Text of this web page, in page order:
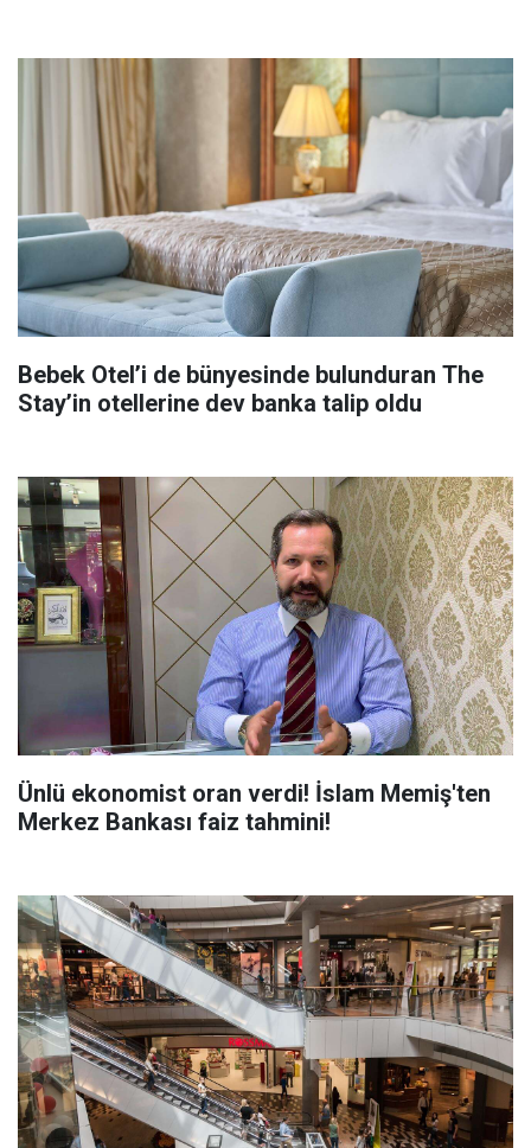
Bebek Otel’i de bünyesinde bulunduran The
Stay’in otellerine dev banka talip oldu
Ünlü ekonomist oran verdi! İslam Memiş'ten
Merkez Bankası faiz tahmini!